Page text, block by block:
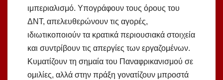
ιμπεριαλισμό. Υπογράφουν τους όρους του
ΔΝΤ, απελευθερώνουν τις αγορές,
ιδιωτικοποιούν τα κρατικά περιουσιακά στοιχεία
και συντρίβουν τις απεργίες των εργαζομένων.
Κυματίζουν τη σημαία του Παναφρικανισμού σε
ομιλίες, αλλά στην πράξη γονατίζουν μπροστά